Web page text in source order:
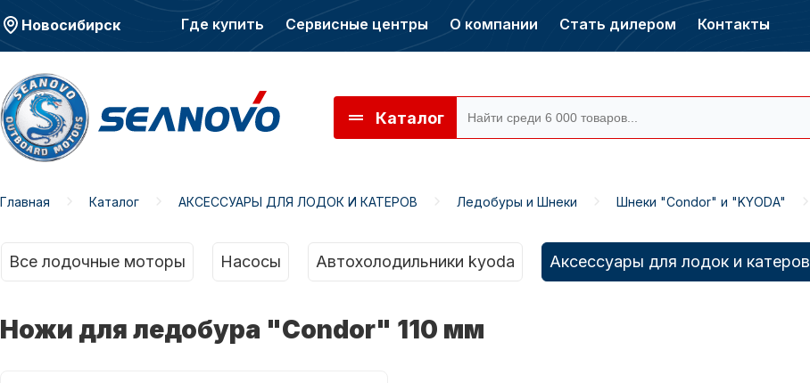
Новосибирск Где купить Сервисные центры О компании Стать дилером Контакты
Каталог
Главная Каталог АКСЕССУАРЫ ДЛЯ ЛОДОК И КАТЕРОВ Ледобуры и Шнеки Шнеки "Condor" и "KYODA"
Все лодочные моторы Насосы Автохолодильники kyoda Аксессуары для лодок и катеров
Ножи для ледобура "Condor" 110 мм